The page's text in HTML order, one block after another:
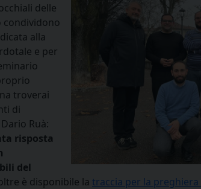
delle
condividono
alla
e per
troverai
di
Ruà:
risposta
del
è disponibile la traccia per la